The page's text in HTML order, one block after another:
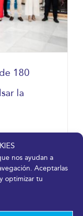
nos ayudan a
Aceptarlas
optimizar tu
180
la